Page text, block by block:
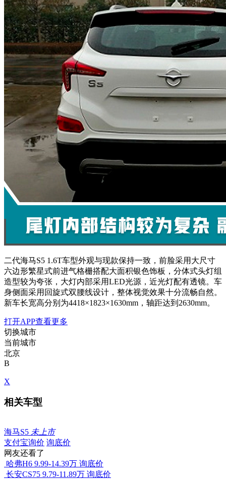
二代海马S5 1.6T车型外观与现款保持一致，前脸采用大尺寸
六边形繁星式前进气格栅搭配大面积银色饰板，分体式头灯组
造型较为夸张，大灯内部采用LED光源，近光灯配有透镜。车
身侧面采用回旋式双腰线设计，整体视觉效果十分流畅自然。
新车长宽高分别为4418×1823×1630mm，轴距达到2630mm。
打开APP查看更多
切换城市
当前城市
北京
B
X
相关车型
海马S5 未上市
支付宝询价 询底价
网友还看了
哈弗H6 9.99-14.39万 询底价
长安CS75 9.79-11.89万 询底价